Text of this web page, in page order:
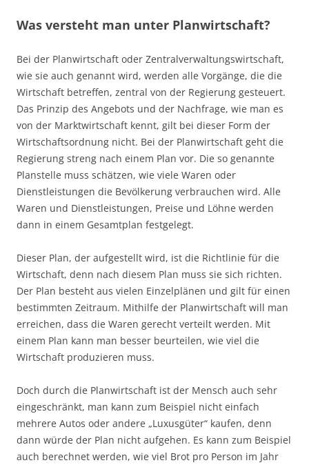
Was versteht man unter Planwirtschaft?
Bei der Planwirtschaft oder Zentralverwaltungswirtschaft,
wie sie auch genannt wird, werden alle Vorgänge, die die
Wirtschaft betreffen, zentral von der Regierung gesteuert.
Das Prinzip des Angebots und der Nachfrage, wie man es
von der Marktwirtschaft kennt, gilt bei dieser Form der
Wirtschaftsordnung nicht. Bei der Planwirtschaft geht die
Regierung streng nach einem Plan vor. Die so genannte
Planstelle muss schätzen, wie viele Waren oder
Dienstleistungen die Bevölkerung verbrauchen wird. Alle
Waren und Dienstleistungen, Preise und Löhne werden
dann in einem Gesamtplan festgelegt.
Dieser Plan, der aufgestellt wird, ist die Richtlinie für die
Wirtschaft, denn nach diesem Plan muss sie sich richten.
Der Plan besteht aus vielen Einzelplänen und gilt für einen
bestimmten Zeitraum. Mithilfe der Planwirtschaft will man
erreichen, dass die Waren gerecht verteilt werden. Mit
einem Plan kann man besser beurteilen, wie viel die
Wirtschaft produzieren muss.
Doch durch die Planwirtschaft ist der Mensch auch sehr
eingeschränkt, man kann zum Beispiel nicht einfach
mehrere Autos oder andere „Luxusgüter“ kaufen, denn
dann würde der Plan nicht aufgehen. Es kann zum Beispiel
auch berechnet werden, wie viel Brot pro Person im Jahr